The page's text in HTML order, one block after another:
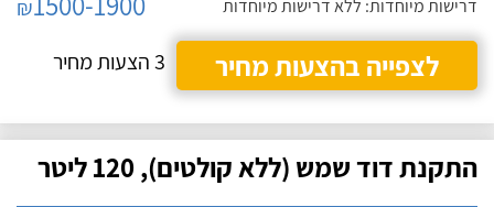
דרישות מיוחדות: ללא דרישות מיוחדות
₪
לצפייה בהצעות מחיר
3 הצעות מחיר
התקנת דוד שמש (ללא קולטים), 120 ליטר